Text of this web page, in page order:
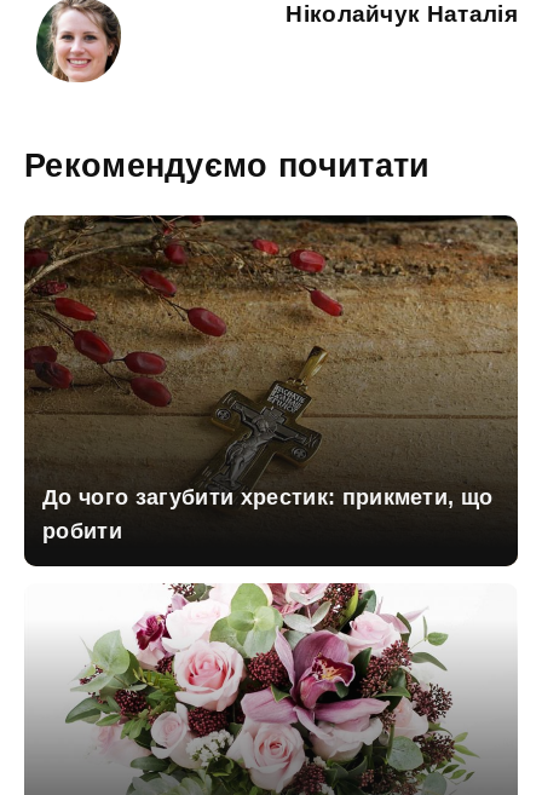
Ніколайчук Наталія
Рекомендуємо почитати
До чого загубити хрестик: прикмети, що
робити